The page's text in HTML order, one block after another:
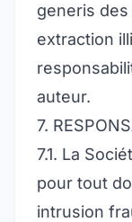
generis
extraction
auteur.
7.
7.1. La
pour tout
intrusion